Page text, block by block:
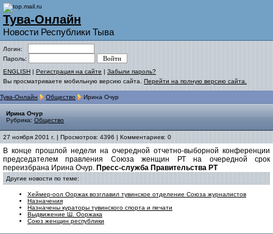
Тува-Онлайн
Новости Республики Тыва
Логин:
Пароль:
ENGLISH | Регистрация на сайте | Забыли пароль?
Вы просматриваете мобильную версию сайта. Перейти на полную версию сайта.
Тува-Онлайн Общество Ирина Очур
Ирина Очур
Рубрика: Общество
27 ноября 2001 г. | Просмотров: 4396 | Комментариев: 0
В конце прошлой недели на очередной отчетно-выборной конференции
председателем правления Союза женщин РТ на очередной срок
переизбрана Ирина Очур. Пресс-служба Правительства РТ
Другие новости по теме:
Хеймер-оол Ооржак возглавил тувинское отделение Союза журналистов
Назначения
Назначены кураторы тувинского спорта и печати
Выдвижение Ш. Ооржака
Союз женщин республики